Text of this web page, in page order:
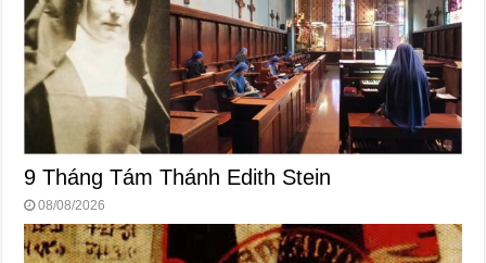
9 Tháng Tám Thánh Edith Stein
08/08/2026